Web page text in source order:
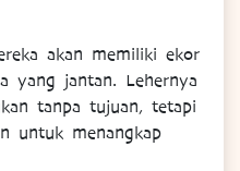
akan memiliki ekor
yang jantan. Lehernya
tanpa tujuan, tetapi
untuk menangkap